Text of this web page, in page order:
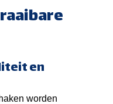
en
worden